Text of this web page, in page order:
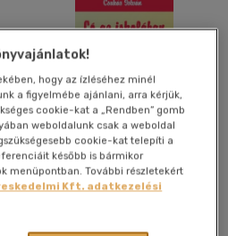
Ló az iskolában
Könyv
hogy az ízléséhez minél
a figyelmébe ajánlani, arra kérjük,
cookie-kat a „Rendben” gomb
weboldalunk csak a weboldal
cookie-kat telepíti a
később is bármikor
menüpontban. További részletekért
Kft. adatkezelési